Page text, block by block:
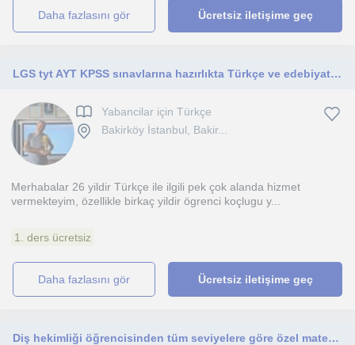
daha fazlasını gör Ücretsiz iletişime geç
LGS tyt AYT KPSS sınavlarına hazırlıkta Türkçe ve edebiyat derslerine okula destek ile hizmetinizdeyim
Yabancilar için Türkçe
Bakirköy İstanbul, Bakir...
Merhabalar 26 yildir Türkçe ile ilgili pek çok alanda hizmet
vermekteyim, özellikle birkaç yildir ögrenci koçlugu y...
1. ders ücretsiz
daha fazlasını gör Ücretsiz iletişime geç
Diş hekimliği öğrencisinden tüm seviyelere göre özel matematik dersi